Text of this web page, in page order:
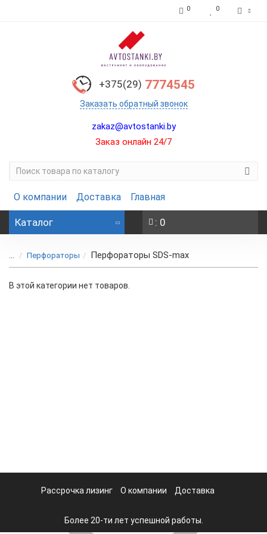
0 0
+375(29) 7774545
Заказать обратный звонок
zakaz@avtostanki.by
Заказ онлайн 24/7
О компании Доставка Главная
Каталог : 0
... Перфораторы Перфораторы SDS-max
В этой категории нет товаров.
Рассрочка лизинг О компании Доставка
Более 20-ти лет успешной работы.